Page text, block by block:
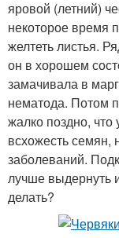
яровой (летний)
некоторое время
желтеть листья.
он в хорошем
замачивала в
нематода. Потом
жалко поздно, что
всхожесть семян,
заболеваний.
лучше выдернуть
делать?